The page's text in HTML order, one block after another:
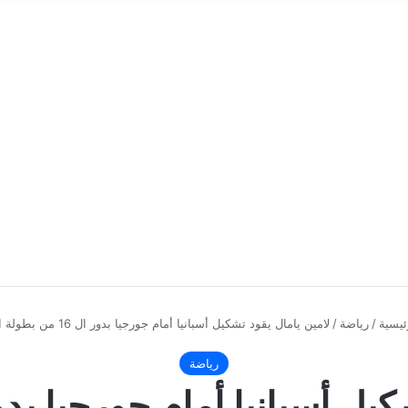
/ رياضة / لامين يامال يقود تشكيل أسبانيا أمام جورجيا بدور ال 16 من بطولة اليورو
رياضة